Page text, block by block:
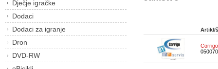
Dječje igračke
Dodaci
Dodaci za igranje
Dron
DVD-RW
Artikl/